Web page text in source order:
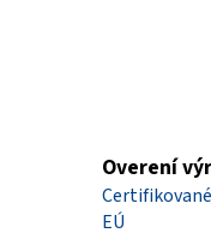
Overení
EÚ